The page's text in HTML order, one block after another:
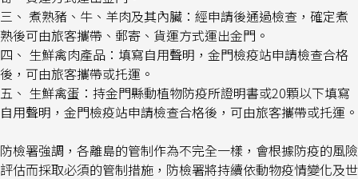
三、 煮熟豬、牛、羊肉及其內臟：經申請後通過檢查，確定煮
熟後可由旅客攜帶、郵寄、貨運方式運出金門。
四、 生鮮禽肉產品：填寫自用聲明，金門檢疫站申請檢查合格
後，可由旅客攜帶或托運。
五、 生鮮禽蛋：持金門縣動植物防疫所證明書或20顆以下填寫
自用聲明，金門檢疫站申請檢查合格後，可由旅客攜帶或托運。
防檢署強調，各離島的管制作為不完全一樣，會根據防疫的風險
評估而採取必須的管制措施，防檢署將持續依動物疫情變化及世